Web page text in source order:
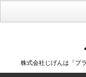
株式会社じげんは「プ